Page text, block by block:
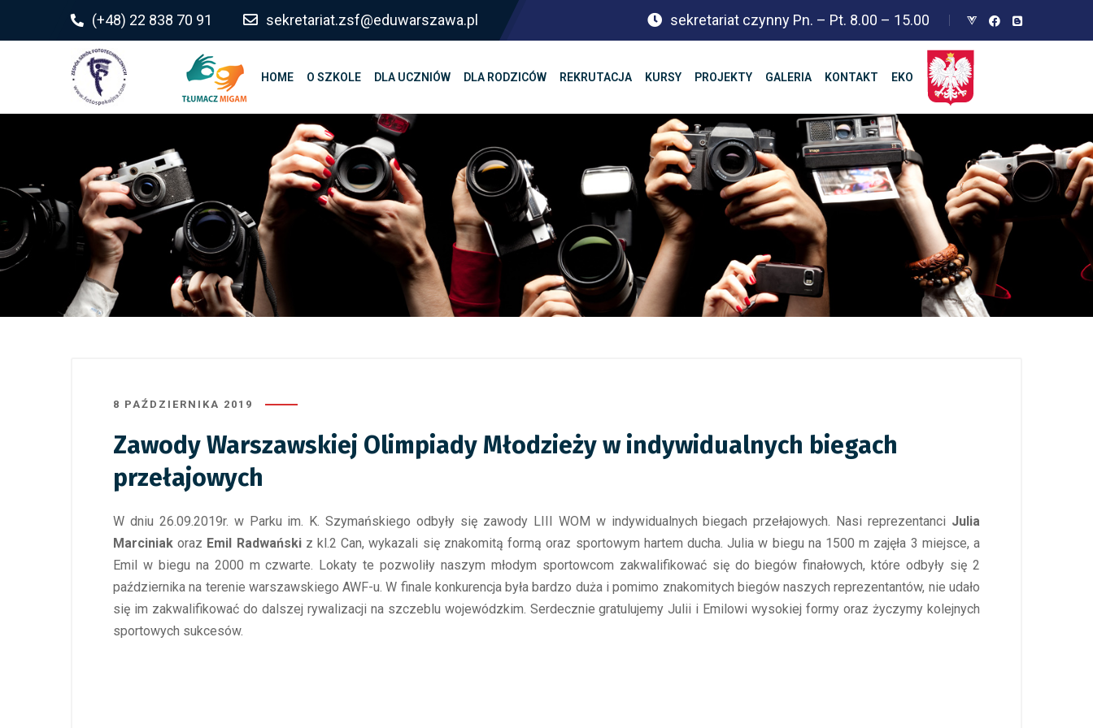
(+48) 22 838 70 91 sekretariat.zsf@eduwarszawa.pl sekretariat czynny Pn. – Pt. 8.00 – 15.00
HOME O SZKOLE DLA UCZNIÓW DLA RODZICÓW REKRUTACJA KURSY PROJEKTY GALERIA KONTAKT EKO
8 PAŹDZIERNIKA 2019
Zawody Warszawskiej Olimpiady Młodzieży w indywidualnych biegach
przełajowych
W dniu 26.09.2019r. w Parku im. K. Szymańskiego odbyły się zawody LIII WOM w indywidualnych biegach przełajowych. Nasi reprezentanci Julia
Marciniak oraz Emil Radwańskiz kl.2 Can, wykazali się znakomitą formą oraz sportowym hartem ducha. Julia w biegu na 1500 m zajęła 3 miejsce, a
Emil w biegu na 2000 m czwarte. Lokaty te pozwoliły naszym młodym sportowcom zakwalifikować się do biegów finałowych, które odbyły się 2
października na terenie warszawskiego AWF-u. W finale konkurencja była bardzo duża i pomimo znakomitych biegów naszych reprezentantów, nie udało
się im zakwalifikować do dalszej rywalizacji na szczeblu wojewódzkim. Serdecznie gratulujemy Julii i Emilowi wysokiej formy oraz życzymy kolejnych
sportowych sukcesów.